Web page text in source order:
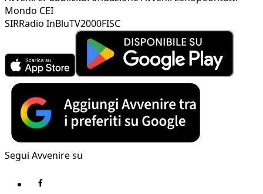
Mondo CEI
SIRRadio InBluTV2000FISC
Segui Avvenire su